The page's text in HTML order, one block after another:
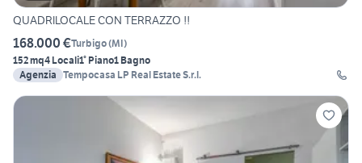
QUADRILOCALE CON TERRAZZO !!
168.000 €Turbigo(MI)
152 mq4 Locali1° Piano1 Bagno
Agenzia Tempocasa LP Real Estate S.r.l.